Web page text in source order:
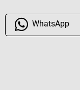
WhatsApp